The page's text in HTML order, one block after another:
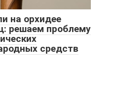
на орхидее
решаем проблему
средств